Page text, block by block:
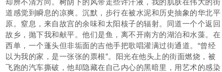
却辨不清方向。树阴下的风带走些许汗液，我的肌肤在伟大的街
道感觉到瞬息的凉爽。沉默，步行在被水泥和历史抽象的华北平
原。窒息，来自故宫的余味和太阳核子的辐射。同道一个个返回
故乡，抛下我和献平。他们是鱼，离不开南方的湖泊和水藻。在
西单，一个蓬头但非垢面的吉他手把歌唱灌满过街通道。“曾经
以为我的家，是一张张的票根”。阳光在他头上的街面燃烧，被
飞跑的汽车撕破，他却隐藏在自己内心的黑暗里，用艺术的感染